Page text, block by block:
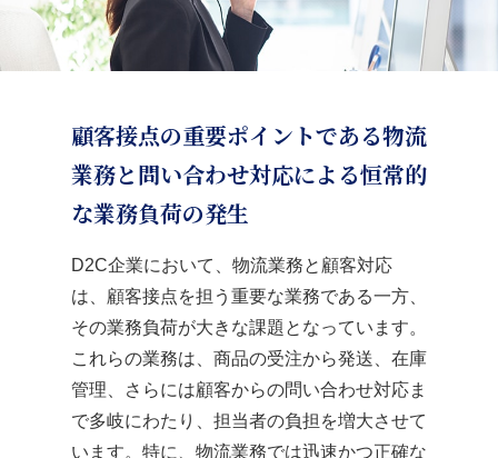
顧客接点の重要ポイントである物流
業務と問い合わせ対応による恒常的
な業務負荷の発生
D2C企業において、物流業務と顧客対応
は、顧客接点を担う重要な業務である一方、
その業務負荷が大きな課題となっています。
これらの業務は、商品の受注から発送、在庫
管理、さらには顧客からの問い合わせ対応ま
で多岐にわたり、担当者の負担を増大させて
います。特に、物流業務では迅速かつ正確な